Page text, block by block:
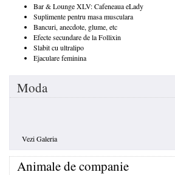
Bar & Lounge XLV: Cafeneaua eLady
Suplimente pentru masa musculara
Bancuri, anecdote, glume, etc
Efecte secundare de la Follixin
Slabit cu ultralipo
Ejaculare feminina
Moda
Vezi Galeria
Animale de companie